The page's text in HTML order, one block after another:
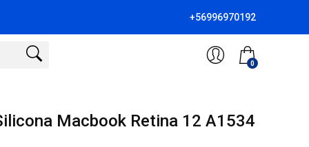
+56996970192
0
Macbook Retina 12 A1534